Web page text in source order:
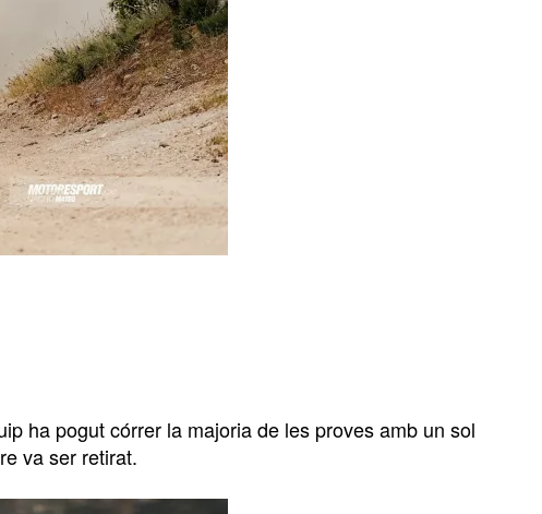
ha pogut córrer la majoria de les proves amb un sol
va ser retirat.